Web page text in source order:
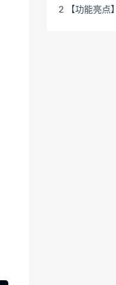
2 【功能亮点】